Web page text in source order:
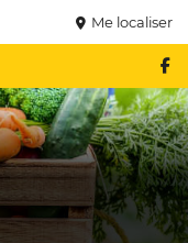
Me localiser